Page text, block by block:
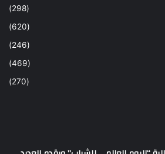
(298)
(620)
(246)
(469)
(270)